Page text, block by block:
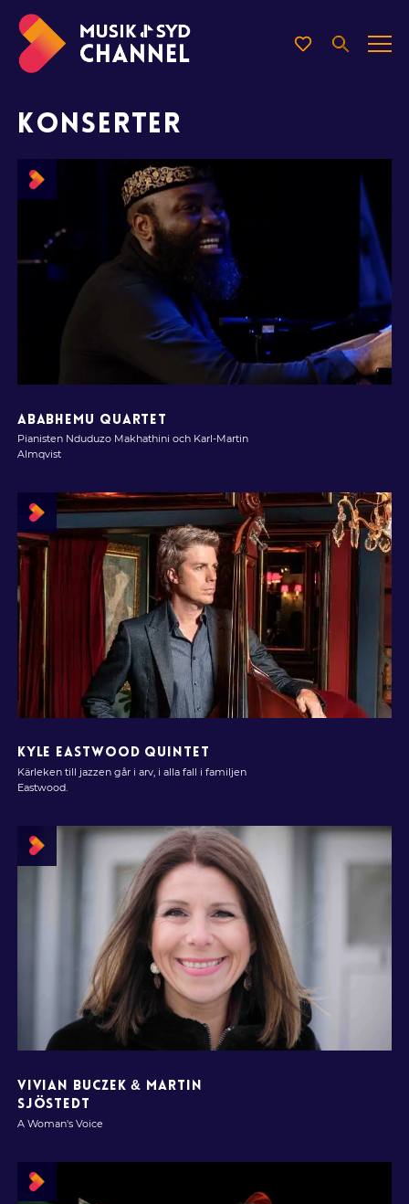
KONSERTER
ABABHEMU QUARTET
Pianisten Nduduzo Makhathini och Karl-Martin
Almqvist
KYLE EASTWOOD QUINTET
Kärleken till jazzen går i arv, i alla fall i familjen
Eastwood.
VIVIAN BUCZEK & MARTIN
SJÖSTEDT
A Woman's Voice